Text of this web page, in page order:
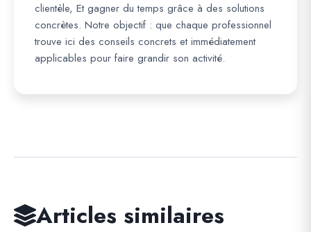
clientèle, Et gagner du temps grâce à des solutions
concrètes. Notre objectif : que chaque professionnel
trouve ici des conseils concrets et immédiatement
applicables pour faire grandir son activité.
Articles similaires